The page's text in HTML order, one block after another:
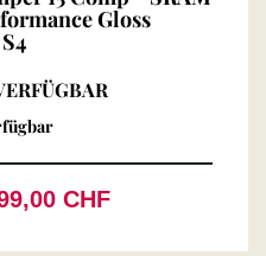
Gloss
CHF